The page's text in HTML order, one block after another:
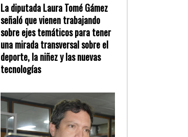
La diputada Laura Tomé Gámez
señaló que vienen trabajando
sobre ejes temáticos para tener
una mirada transversal sobre el
deporte, la niñez y las nuevas
tecnologías